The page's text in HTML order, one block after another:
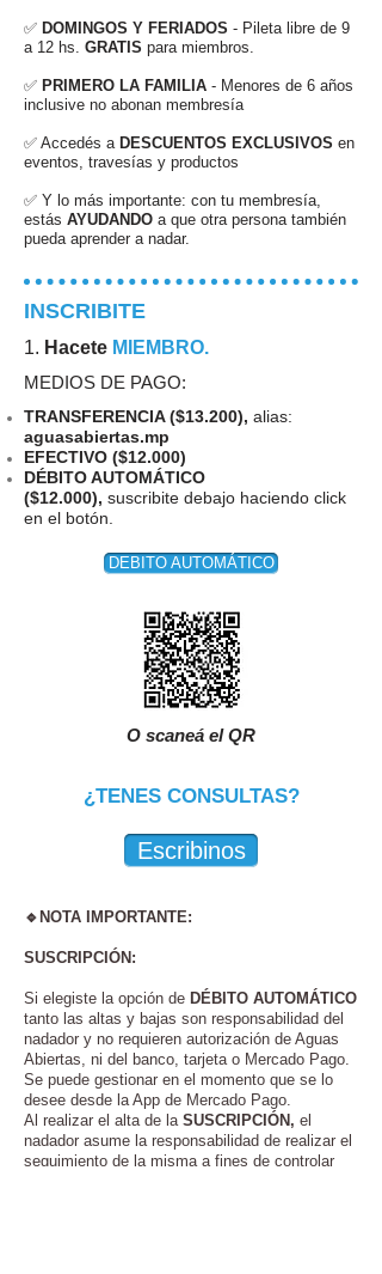
✅ DOMINGOS Y FERIADOS - Pileta libre de 9
a 12 hs. GRATIS para miembros.
✅ PRIMERO LA FAMILIA - Menores de 6 años
inclusive no abonan membresía
✅ Accedés a DESCUENTOS EXCLUSIVOS en
eventos, travesías y productos
✅ Y lo más importante: con tu membresía,
estás AYUDANDO a que otra persona también
pueda aprender a nadar.
INSCRIBITE
1. Hacete MIEMBRO.
MEDIOS DE PAGO:
TRANSFERENCIA ($13.200), alias:
aguasabiertas.mp
EFECTIVO ($12.000)
DÉBITO AUTOMÁTICO
($12.000), suscribite debajo haciendo click
en el botón.
DEBITO AUTOMÁTICO
O scaneá el QR
¿TENES CONSULTAS?
Escribinos
🔹️NOTA IMPORTANTE:
SUSCRIPCIÓN:
Si elegiste la opción de DÉBITO AUTOMÁTICO
tanto l as altas y bajas son responsabilidad del
nadador y no requieren autorización de Aguas
Abiertas, ni del banco, tarjeta o Mercado Pago.
Se puede gestionar en el momento que se lo
desee desde la App de Mercado Pago.
Al realizar el alta de la SUSCRIPCIÓN, el
nadador asume la responsabilidad de realizar el
seguimiento de la misma a fines de controlar